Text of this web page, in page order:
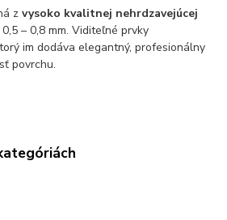
zvysoko kvalitnej nehrdzavejúcej
– 0,8 mm. Viditeľné prvky
im dodáva elegantný, profesionálny
povrchu.